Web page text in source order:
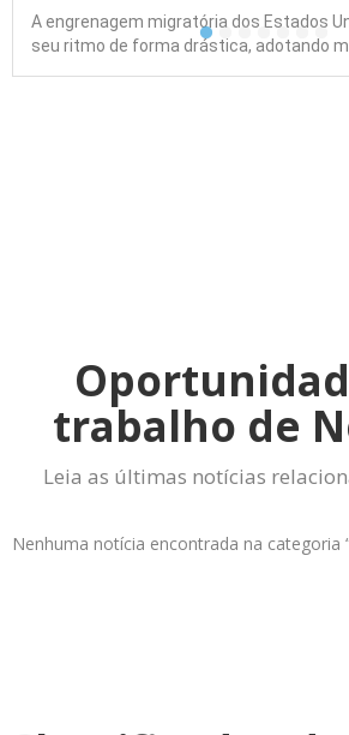
A engrenagem migratória dos Estados
seu ritmo de forma drástica, adotando
trabalho de
Leia as últimas notícias
Nenhuma notícia encontrada na categoria